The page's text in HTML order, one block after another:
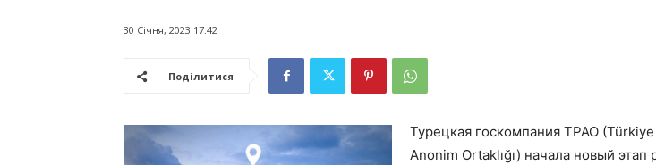
30 Січня, 2023 17:42
Поділитися
Турецкая госкомпания TPAO
Anonim Ortaklığı) начала новый этап